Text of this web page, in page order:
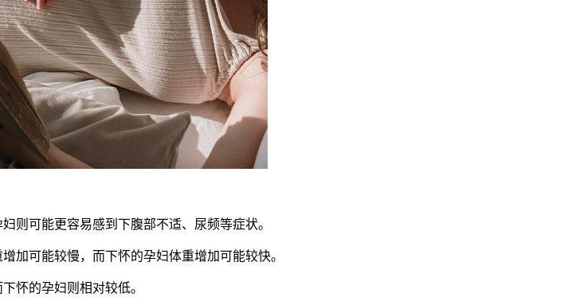
可能更容易感到下腹部不适、尿频等症状。
可能较慢，而下怀的孕妇体重增加可能较快。
怀的孕妇则相对较低。